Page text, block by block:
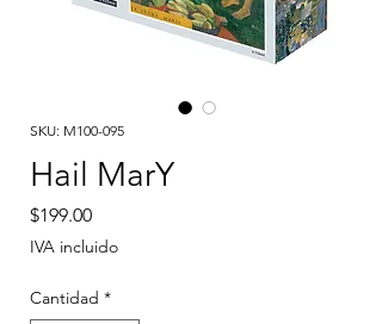
SKU: M100-095
Hail MarY
$199.00Precio
IVA incluido
Cantidad *